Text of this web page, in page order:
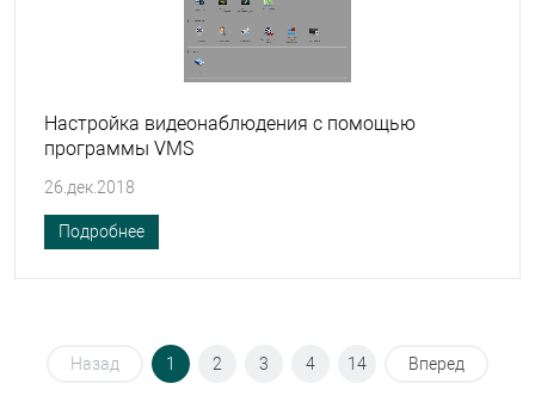
Настройка видеонаблюдения с помощью
программы VMS
26.дек.2018
Подробнее
Назад 1 2 3 4 14 Вперед